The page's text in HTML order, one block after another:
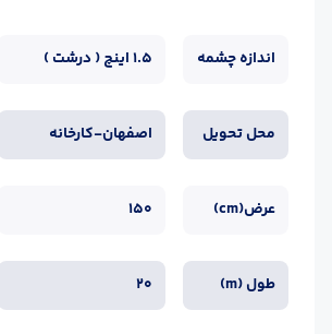
اندازه چشمه 1.5 اینچ ( درشت )
محل تحویل اصفهان-کارخانه
عرض(cm) 150
طول (m) 20